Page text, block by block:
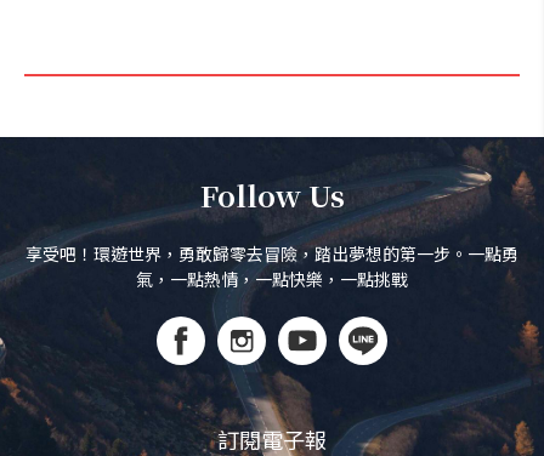
Follow Us
享受吧！環遊世界，勇敢歸零去冒險，踏出夢想的第一步。一點勇
氣，一點熱情，一點快樂，一點挑戰
訂閱電子報